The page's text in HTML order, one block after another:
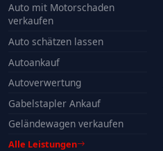
Auto mit Motorschaden
verkaufen
Auto schätzen lassen
Autoankauf
Autoverwertung
Gabelstapler Ankauf
Geländewagen verkaufen
Alle Leistungen